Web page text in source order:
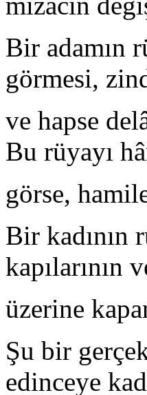
Bir adamın
görmesi,
ve hapse
Bu rüyayı
görse,
Bir kadının
kapılarının
üzerine
Şu bir
edinceye